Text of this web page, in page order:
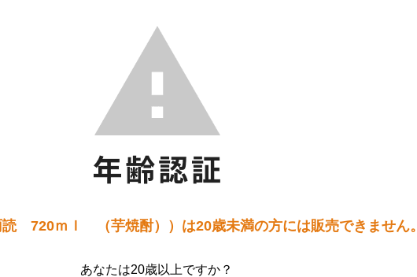
読 720ｍｌ （芋焼酎））は20歳未満の方には販売できません。
あなたは20歳以上ですか？